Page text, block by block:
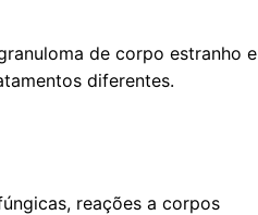
de corpo estranho e
diferentes.
reações a corpos